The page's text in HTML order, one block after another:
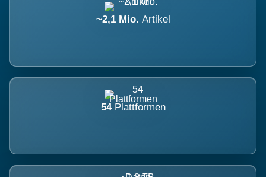
~2,1 Mio. Artikel
54 Plattformen